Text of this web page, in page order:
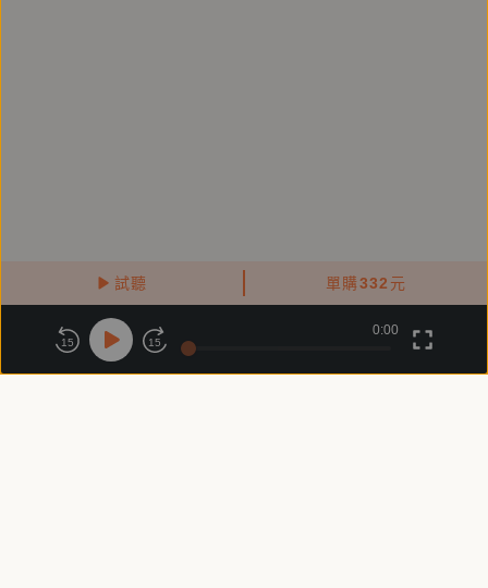
試聽 單購332 元
關於鏡好聽
商務合作 付費條款 會員條款
15 15
0:00